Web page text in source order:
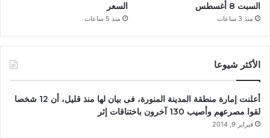
السبت 8 أغسطس
منذ 3 ساعات
السعر
منذ 5 ساعات
الأكثر شيوعا
أعلنت إمارة منطقة المدينة المنورة، فى بيان لها منذ قليل، أن 12 شخصا
لقوا مصرعهم وأصيب 130 آخرون باختناقات إثر
فبراير 9, 2014